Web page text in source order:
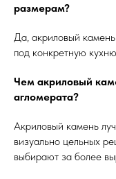
размерам?
Да, акриловый камень
под конкретную
Чем акриловый
агломерата?
Акриловый камень
визуально цельных
выбирают за более